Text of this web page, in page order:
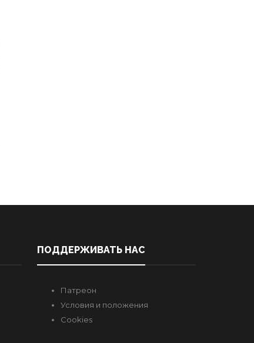
ПОДДЕРЖИВАТЬ НАС
Патреон
Условия и положения
Cookies